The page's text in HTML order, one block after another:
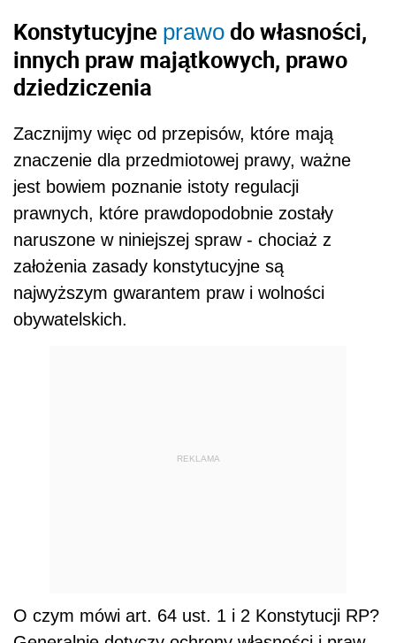
Konstytucyjne prawo do własności,
innych praw majątkowych, prawo
dziedziczenia
Zacznijmy więc od przepisów, które mają
znaczenie dla przedmiotowej prawy, ważne
jest bowiem poznanie istoty regulacji
prawnych, które prawdopodobnie zostały
naruszone w niniejszej spraw - chociaż z
założenia zasady konstytucyjne są
najwyższym gwarantem praw i wolności
obywatelskich.
REKLAMA
O czym mówi art. 64 ust. 1 i 2 Konstytucji RP?